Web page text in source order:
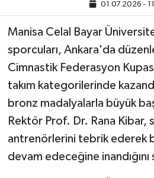
01.07.2026 -
Manisa Celal Bayar
sporcuları, Ankara'da
Cimnastik Federasyon
takım kategorilerinde
bronz madalyalarla büyük
Rektör Prof. Dr. Rana Kibar,
antrenörlerini tebrik ederek
devam edeceğine